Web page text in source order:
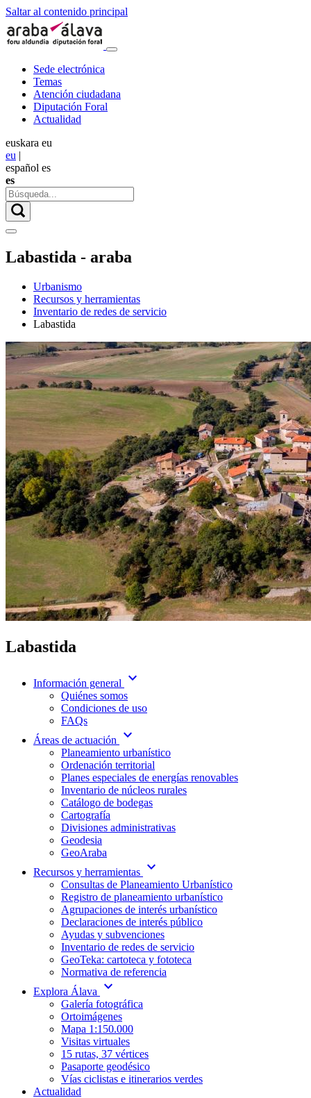
Saltar al contenido principal
Sede electrónica
Temas
Atención ciudadana
Diputación Foral
Actualidad
euskara eu
eu |
español es
es
Labastida - araba
Urbanismo
Recursos y herramientas
Inventario de redes de servicio
Labastida
Labastida
Información general expand_more
Quiénes somos
Condiciones de uso
FAQs
Áreas de actuación
expand_more
Planeamiento urbanístico
Ordenación territorial
Planes especiales de energías renovables
Inventario de núcleos rurales
Catálogo de bodegas
Cartografía
Divisiones administrativas
Geodesia
GeoAraba
Recursos y herramientas expand_more
Consultas de Planeamiento Urbanístico
Registro de planeamiento urbanístico
Agrupaciones de interés urbanístico
Declaraciones de interés público
Ayudas y subvenciones
Inventario de redes de servicio
GeoTeka: cartoteca y fototeca
Normativa de referencia
Explora Álava
expand_more
Galería fotográfica
Ortoimágenes
Mapa 1:150.000
Visitas virtuales
15 rutas, 37 vértices
Pasaporte geodésico
Vías ciclistas e itinerarios verdes
Actualidad